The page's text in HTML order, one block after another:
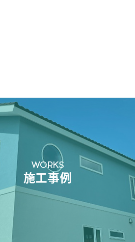
WORKS
施工事例